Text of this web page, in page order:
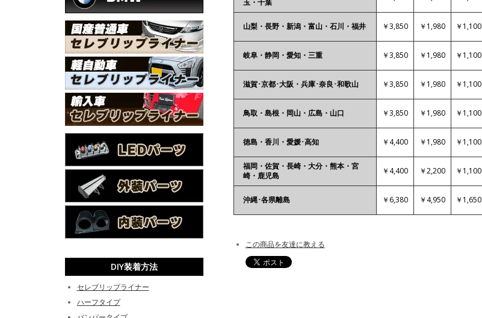
DIY装着方法
セレブリップライナー
ハーフタイプ
玉・千葉
山梨・長野・新潟・富山・石川・福井 ￥3,850 ￥1,980 ￥1,100
岐阜・静岡・愛知・三重 ￥3,850 ￥1,980 ￥1,100
滋賀･京都･大阪・兵庫･奈良･和歌山 ￥3,850 ￥1,980 ￥1,100
鳥取・島根・岡山・広島・山口 ￥3,850 ￥1,980 ￥1,100
徳島・香川・愛媛･高知 ￥4,400 ￥1,980 ￥1,100
福岡・佐賀・長崎・大分・熊本・宮
崎・鹿児島
￥4,400 ￥2,200 ￥1,100
沖縄･各県離島 ￥6,380 ￥4,950 ￥1,650
この商品を友達に教える